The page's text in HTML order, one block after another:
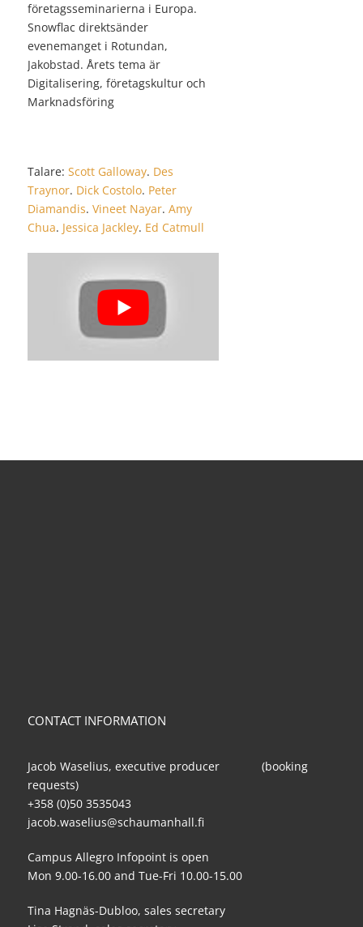
företagsseminarierna i Europa.
Snowflac direktsänder
evenemanget i Rotundan,
Jakobstad. Årets tema är
Digitalisering, företagskultur och
Marknadsföring
Talare: Scott Galloway. Des
Traynor. Dick Costolo. Peter
Diamandis. Vineet Nayar. Amy
Chua. Jessica Jackley. Ed Catmull
CONTACT INFORMATION
Jacob Waselius, executive producer (booking
requests)
+358 (0)50 3535043
jacob.waselius@schaumanhall.fi
Campus Allegro Infopoint is open
Mon 9.00-16.00 and Tue-Fri 10.00-15.00
Tina Hagnäs-Dubloo, sales secretary